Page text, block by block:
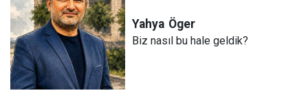
Yahya Öger
Biz nasıl bu hale geldik?